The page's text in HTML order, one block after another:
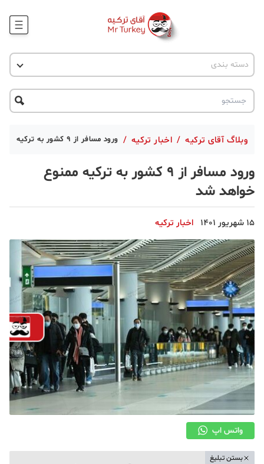
وبلاگ
جاذبه گردشگری
دسته بندی
اخبار ترکیه
پروژه ها
تحصیل در ترکیه
ترکیه گردی
حقوقی
قبرس
وبلاگ آقای ترکیه / اخبار ترکیه / ورود مسافر از 9 کشور به ترکیه ممنوع خواهد شد
ورود مسافر از 9 کشور به ترکیه ممنوع
خواهد شد
15 شهریور 1401 اخبار ترکیه
واتس اپ
بستن تبلیغ